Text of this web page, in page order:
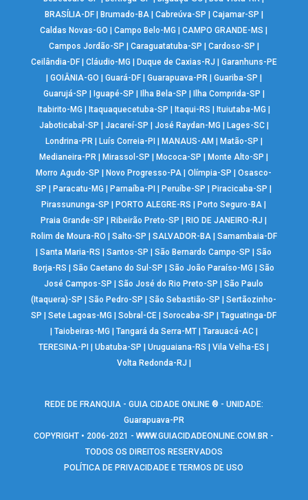
BRASÍLIA-DF| Brumado-BA| Cabreúva-SP Cajamar-SP
Caldas Novas-GO
|Campo Belo-MG |CAMPO GRANDE-MS
Campos Jordão-SP
Caraguatatuba-SP Cardoso-SP
Ceilândia-DF| Cláudio-MG Duque de Caxias-RJ
Garanhuns-PE
GOIÂNIA-GO Guará-DF| Guarapuava-PR| Guariba-SP
Guarujá-SP
Iguapé-SP Ilha Bela-SP Ilha Comprida-SP
Itabirito-MG
Itaquaquecetuba-SP Itaqui-RS Ituiutaba-MG
Jaboticabal-SP
Jacareí-SP José Raydan-MG Lages-SC|
Londrina-PR| Luís Correia-PI MANAUS-AM Matão-SP
Medianeira-PR
Mirassol-SP Mococa-SP Monte Alto-SP
Morro Agudo-SP
Novo Progresso-PA |Olímpia-SP |Osasco-
SP
Paracatu-MG Parnaíba-PI Peruíbe-SP Piracicaba-SP
Pirassununga-SP
PORTO ALEGRE-RS Porto Seguro-BA
Praia Grande-SP
Ribeirão Preto-SP RIO DE JANEIRO-RJ
Rolim de Moura-RO
Salto-SP SALVADOR-BA| Samambaia-DF
|Santa Maria-RS |Santos-SP |São Bernardo Campo-SP |São
Borja-RS
|São Caetano do Sul-SP |São João Paraíso-MG |São
José Campos-SP
|São José do Rio Preto-SP |São Paulo
(Itaquera)-SP
|São Pedro-SP |São Sebastião-SP |Sertãozinho-
SP
|Sete Lagoas-MG |Sobral-CE |Sorocaba-SP |Taguatinga-DF
Taiobeiras-MG Tangará da Serra-MT| Tarauacá-AC|
TERESINA-PI
|Ubatuba-SP |Uruguaiana-RS |Vila Velha-ES
Volta Redonda-RJ
REDE DE FRANQUIA - GUIA CIDADE ONLINE ® - UNIDADE:
Guarapuava-PR
COPYRIGHT • 2006-2021 -WWW.GUIACIDADEONLINE.COM.BR -
TODOS OS DIREITOS RESERVADOS
POLÍTICA DE PRIVACIDADE E TERMOS DE USO